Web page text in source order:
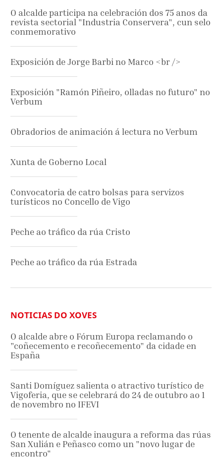
O alcalde participa na celebración dos 75 anos da
revista sectorial "Industria Conservera", cun selo
conmemorativo
Exposición de Jorge Barbi no Marco <br />
Exposición "Ramón Piñeiro, olladas no futuro" no
Verbum
Obradorios de animación á lectura no Verbum
Xunta de Goberno Local
Convocatoria de catro bolsas para servizos
turísticos no Concello de Vigo
Peche ao tráfico da rúa Cristo
Peche ao tráfico da rúa Estrada
NOTICIAS DO XOVES
O alcalde abre o Fórum Europa reclamando o
"coñecemento e recoñecemento" da cidade en
España
Santi Domíguez salienta o atractivo turístico de
Vigoferia, que se celebrará do 24 de outubro ao 1
de novembro no IFEVI
O tenente de alcalde inaugura a reforma das rúas
San Xulián e Peñasco como un "novo lugar de
encontro"